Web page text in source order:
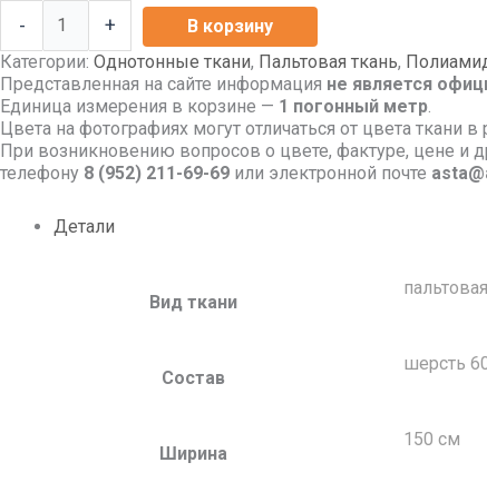
- +
В корзину
Категории: Однотонные ткани, Пальтовая ткань,
Представленная на сайте информация не является
Единица измерения в корзине — 1 погонный метр.
Цвета на фотографиях могут отличаться от цвета ткани в
При возникновению вопросов о цвете, фактуре, цене и
телефону 8 (952) 211-69-69 или электронной почте
Детали
Вид ткани
пальтовая
Состав
шерсть
Ширина
150 см